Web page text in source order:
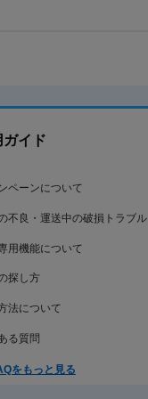
ガイド
ペーンについて
不良・運送中の破損トラブル
用機能について
探し方
法について
る質問
をもっと見る